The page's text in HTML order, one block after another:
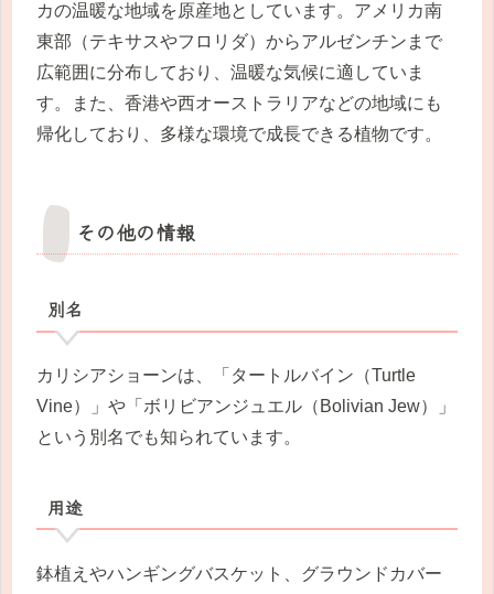
カの温暖な地域を原産地としています。アメリカ南
東部（テキサスやフロリダ）からアルゼンチンまで
広範囲に分布しており、温暖な気候に適していま
す。また、香港や西オーストラリアなどの地域にも
帰化しており、多様な環境で成長できる植物です。
その他の情報
別名
カリシアショーンは、「タートルバイン（Turtle
Vine）」や「ボリビアンジュエル（Bolivian Jew）」
という別名でも知られています。
用途
鉢植えやハンギングバスケット、グラウンドカバー